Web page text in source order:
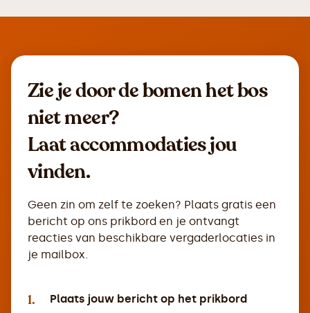
Zie je door de bomen het bos
niet meer?
Laat accommodaties jou
vinden.
Geen zin om zelf te zoeken? Plaats gratis een
bericht op ons prikbord en je ontvangt
reacties van beschikbare vergaderlocaties in
je mailbox.
1.
Plaats jouw bericht op het prikbord